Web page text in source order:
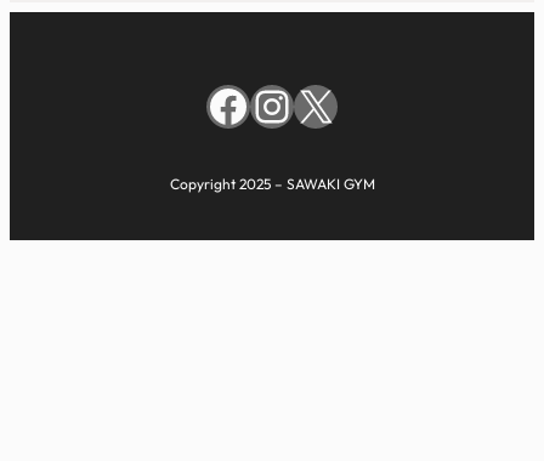
Facebook
Instagram
X
Copyright 2025 – SAWAKI GYM